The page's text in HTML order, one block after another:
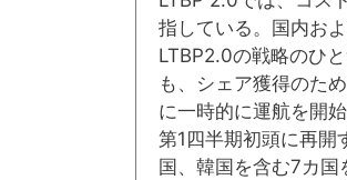
指している。国内お
LTBP2.0の戦略のひ
も、シェア獲得のた
に一時的に運航を開
第1四半期初頭に再開
国、韓国を含む7カ国